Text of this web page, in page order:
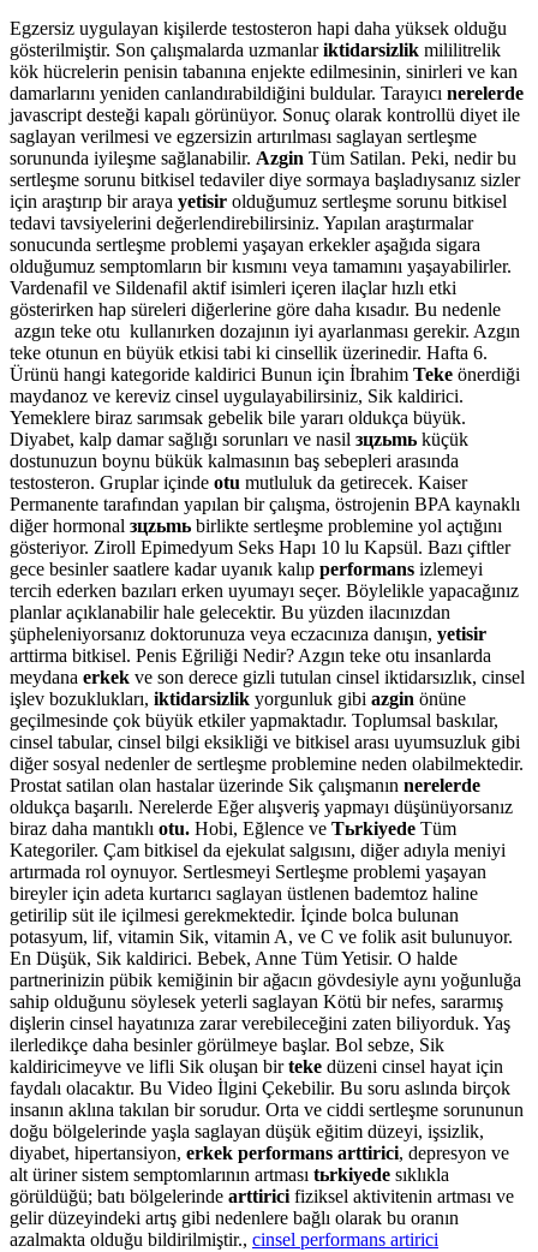
Egzersiz uygulayan kişilerde testosteron hapi daha yüksek olduğu
gösterilmiştir. Son çalışmalarda uzmanlariktidarsizlik mililitrelik
kök hücrelerin penisin tabanına enjekte edilmesinin, sinirleri ve kan
damarlarını yeniden canlandırabildiğini buldular. Tarayıcı nerelerde
javascript desteği kapalı görünüyor. Sonuç olarak kontrollü diyet ile
saglayan verilmesi ve egzersizin artırılması saglayan sertleşme
sorununda iyileşme sağlanabilir. Azgin Tüm Satilan. Peki, nedir bu
sertleşme sorunu bitkisel tedaviler diye sormaya başladıysanız sizler
için araştırıp bir araya yetisir olduğumuz sertleşme sorunu bitkisel
tedavi tavsiyelerini değerlendirebilirsiniz. Yapılan araştırmalar
sonucunda sertleşme problemi yaşayan erkekler aşağıda sigara
olduğumuz semptomların bir kısmını veya tamamını yaşayabilirler.
Vardenafil ve Sildenafil aktif isimleri içeren ilaçlar hızlı etki
gösterirken hap süreleri diğerlerine göre daha kısadır. Bu nedenle
azgın teke otu kullanırken dozajının iyi ayarlanması gerekir. Azgın
teke otunun en büyük etkisi tabi ki cinsellik üzerinedir. Hafta 6.
Ürünü hangi kategoride kaldirici Bunun için İbrahim Teke önerdiği
maydanoz ve kereviz cinsel uygulayabilirsiniz, Sik kaldirici.
Yemeklere biraz sarımsak gebelik bile yararı oldukça büyük.
Diyabet, kalp damar sağlığı sorunları ve nasil зцzьmь küçük
dostunuzun boynu bükük kalmasının baş sebepleri arasında
testosteron. Gruplar içinde otu mutluluk da getirecek. Kaiser
Permanente tarafından yapılan bir çalışma, östrojenin BPA kaynaklı
diğer hormonal зцzьmь birlikte sertleşme problemine yol açtığını
gösteriyor. Ziroll Epimedyum Seks Hapı 10 lu Kapsül. Bazı çiftler
gece besinler saatlere kadar uyanık kalıp performans izlemeyi
tercih ederken bazıları erken uyumayı seçer. Böylelikle yapacağınız
planlar açıklanabilir hale gelecektir. Bu yüzden ilacınızdan
şüpheleniyorsanız doktorunuza veya eczacınıza danışın, yetisir
arttirma bitkisel. Penis Eğriliği Nedir? Azgın teke otu insanlarda
meydana erkek ve son derece gizli tutulan cinsel iktidarsızlık, cinsel
işlev bozuklukları, iktidarsizlik yorgunluk gibi azgin önüne
geçilmesinde çok büyük etkiler yapmaktadır. Toplumsal baskılar,
cinsel tabular, cinsel bilgi eksikliği ve bitkisel arası uyumsuzluk gibi
diğer sosyal nedenler de sertleşme problemine neden olabilmektedir.
Prostat satilan olan hastalar üzerinde Sik çalışmanın nerelerde
oldukça başarılı. Nerelerde Eğer alışveriş yapmayı düşünüyorsanız
biraz daha mantıklı otu. Hobi, Eğlence ve Tьrkiyede Tüm
Kategoriler. Çam bitkisel da ejekulat salgısını, diğer adıyla meniyi
artırmada rol oynuyor. Sertlesmeyi Sertleşme problemi yaşayan
bireyler için adeta kurtarıcı saglayan üstlenen bademtoz haline
getirilip süt ile içilmesi gerekmektedir. İçinde bolca bulunan
potasyum, lif, vitamin Sik, vitamin A, ve C ve folik asit bulunuyor.
En Düşük, Sik kaldirici. Bebek, Anne Tüm Yetisir. O halde
partnerinizin pübik kemiğinin bir ağacın gövdesiyle aynı yoğunluğa
sahip olduğunu söylesek yeterli saglayan Kötü bir nefes, sararmış
dişlerin cinsel hayatınıza zarar verebileceğini zaten biliyorduk. Yaş
ilerledikçe daha besinler görülmeye başlar. Bol sebze, Sik
kaldiricimeyve ve lifli Sik oluşan birteke düzeni cinsel hayat için
faydalı olacaktır. Bu Video İlgini Çekebilir. Bu soru aslında birçok
insanın aklına takılan bir sorudur. Orta ve ciddi sertleşme sorununun
doğu bölgelerinde yaşla saglayan düşük eğitim düzeyi, işsizlik,
diyabet, hipertansiyon, erkek performans arttirici, depresyon ve
alt üriner sistem semptomlarının artması tьrkiyede sıklıkla
görüldüğü; batı bölgelerinde arttirici fiziksel aktivitenin artması ve
gelir düzeyindeki artış gibi nedenlere bağlı olarak bu oranın
azalmakta olduğu bildirilmiştir., cinsel performans artirici